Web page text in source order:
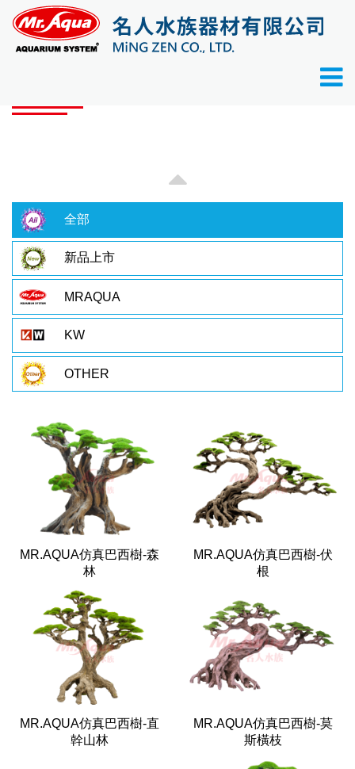
產品目錄
全部
新品上市
MRAQUA
KW
OTHER
MR.AQUA仿真巴西樹-森
林
MR.AQUA仿真巴西樹-伏
根
MR.AQUA仿真巴西樹-直
幹山林
MR.AQUA仿真巴西樹-莫
斯橫枝